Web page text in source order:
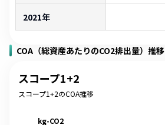
2021年
COA（総資産あたりのCO2排出量）推移
スコープ1+2
スコープ1+2のCOA推移
kg-CO2